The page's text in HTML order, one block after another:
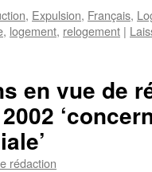
, Expulsion, Français,
, logement, relogement |
en vue de
rédaction